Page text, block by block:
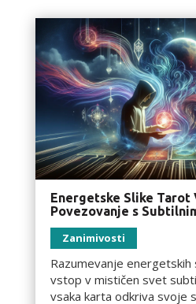
Energetske Slike Tarot
Povezovanje s
Zanimivosti
Razumevanje
vstop v mističen svet
vsaka karta odkriva svoje